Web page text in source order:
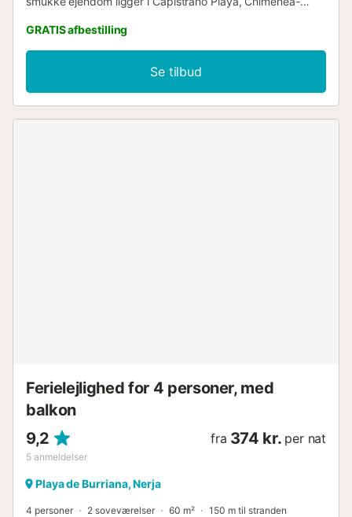
byder på samme spektakulære havudsigt som sine
søsterejendomme, Dos Ardillas, Las Brisas og El Paraiso.
Burriana Beach med sit udvalg af barer og restauranter
ligger kun 9 minutters gang derfra, og Nerjas centrum
ligger ca. 30 minutters gang eller 5 minutters kørsel eller
GRATIS afbestilling
Se tilbud
Ferielejlighed for 4 personer, med
balkon
9,2
5 anmeldelser
fra 374 kr. per nat
Playa de Burriana, Nerja
4 personer 2 soveværelser 60 m² 150 m til stranden